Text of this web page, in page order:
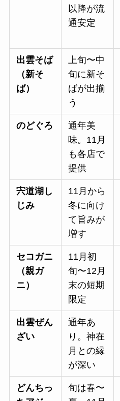
以降が流
通安定
出雲そば
（新そ
ば）
上旬〜中
旬に新そ
ばが出揃
う
のどぐろ
通年美
味。11月
も各店で
提供
宍道湖し
じみ
11月から
冬に向け
て旨みが
増す
セコガニ
（親ガ
ニ）
11月初
旬〜12月
末の短期
限定
出雲ぜん
ざい
通年あ
り。神在
月との縁
が深い
どんちっ
旬は春〜